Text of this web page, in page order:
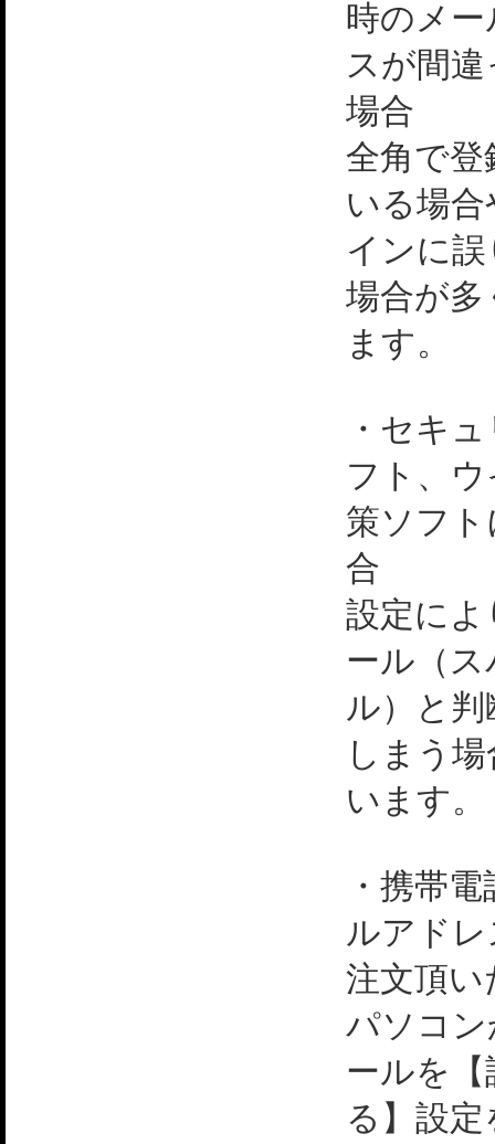
時のメ
スが間
場合
全角で
いる場
インに
場合が
ます。
・セキ
フト、
策ソフ
合
設定に
ール（
ル）と
しまう
います。
・携帯
ルアド
注文頂い
パソコ
ールを【
る】設